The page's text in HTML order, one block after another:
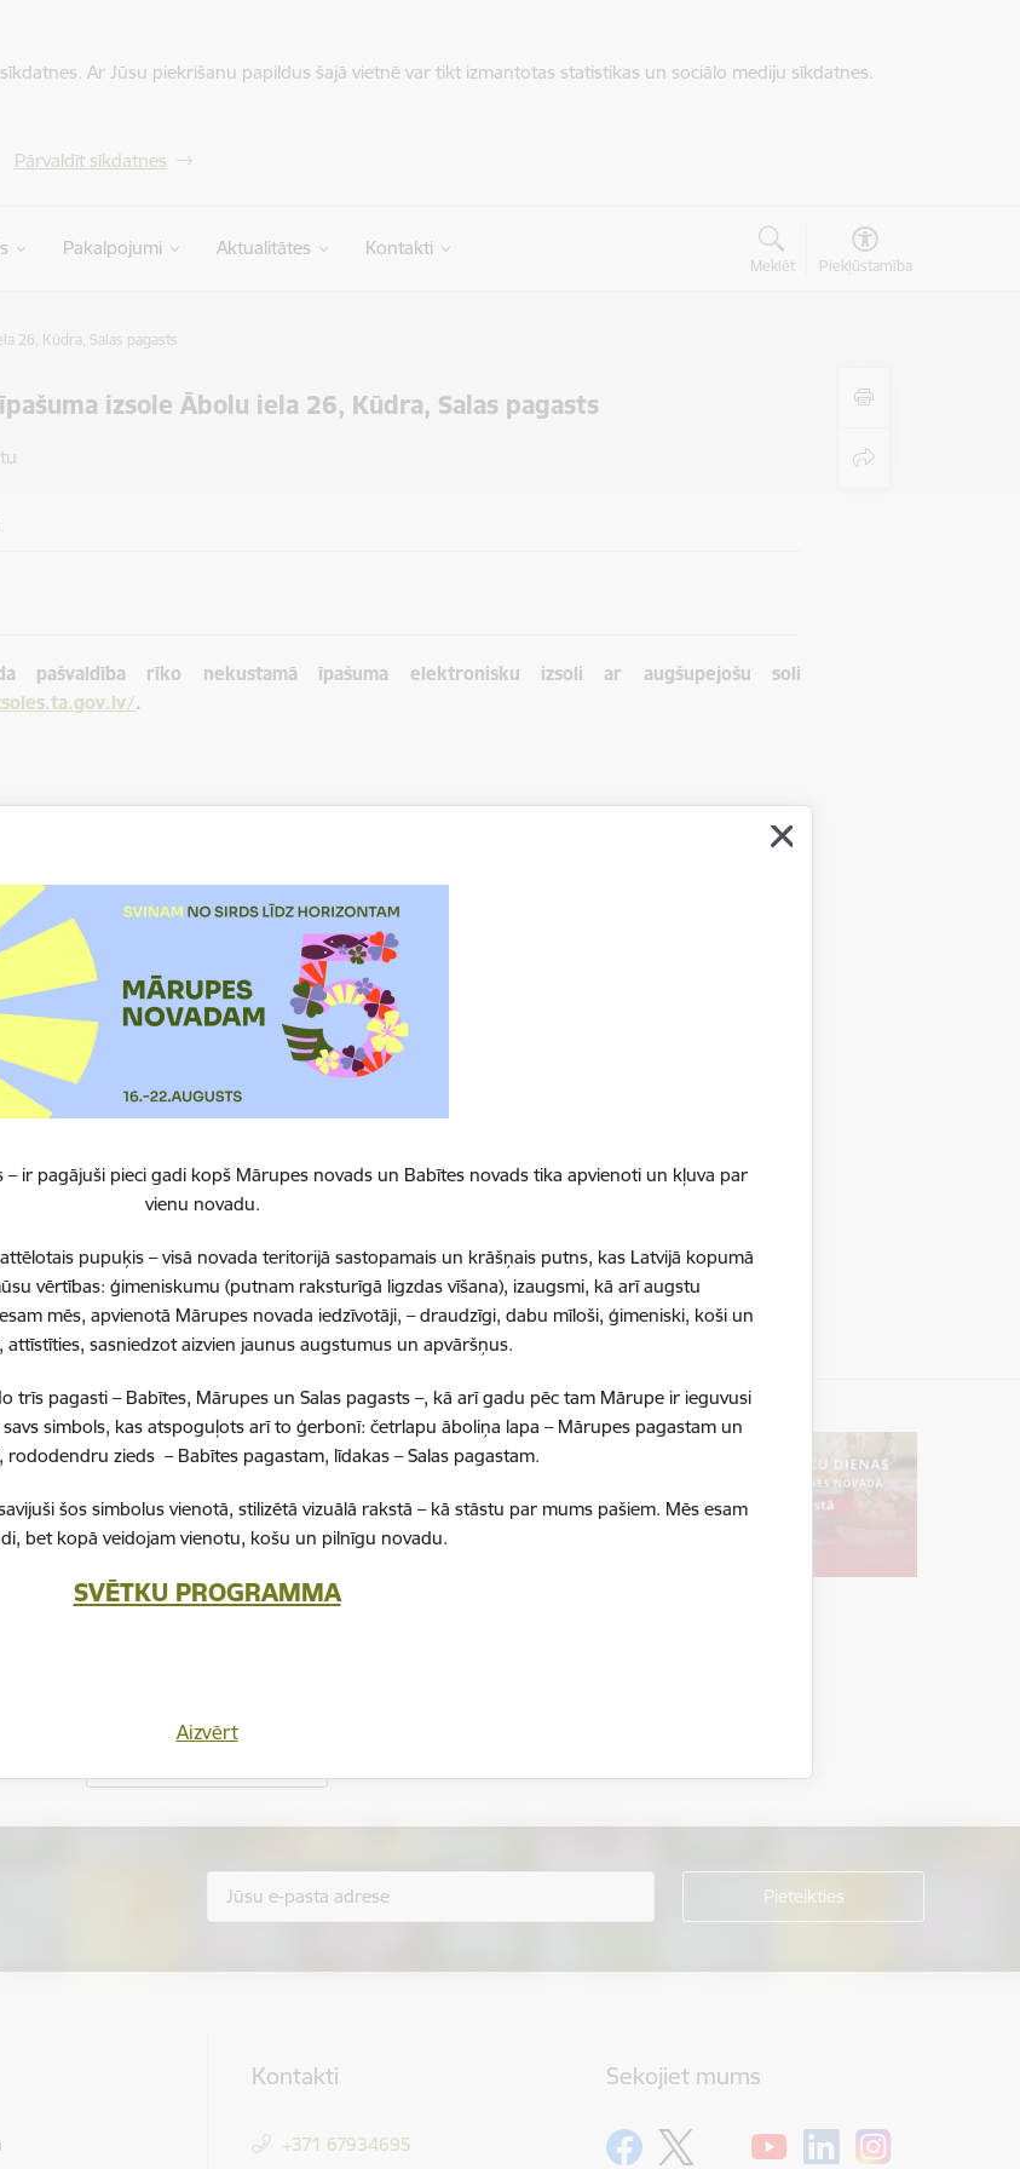
Ar Jūsu piekrišanu papildus šajā vietnē var tikt izmantotas statistikas un sociālo mediju sīkdatnes.
Pārvaldīt sīkdatnes
Pakalpojumi Aktualitātes Kontakti
Meklēt Piekļūstamība
26, Kūdra, Salas pagasts
izsole Ābolu iela 26, Kūdra, Salas pagasts
ir pagājuši pieci gadi kopš Mārupes novads un Babītes novads tika apvienoti un kļuva par
vienu novadu.
pupuķis – visā novada teritorijā sastopamais un krāšņais putns, kas Latvijā kopumā
vērtības: ģimeniskumu (putnam raksturīgā ligzdas vīšana), izaugsmi, kā arī augstu
mēs, apvienotā Mārupes novada iedzīvotāji, – draudzīgi, dabu mīloši, ģimeniski, koši un
attīstīties, sasniedzot aizvien jaunus augstumus un apvāršņus.
trīs pagasti – Babītes, Mārupes un Salas pagasts –, kā arī gadu pēc tam Mārupe ir ieguvusi
simbols, kas atspoguļots arī to ģerbonī: četrlapu āboliņa lapa – Mārupes pagastam un
rododendru zieds – Babītes pagastam, līdakas – Salas pagastam.
šos simbolus vienotā, stilizētā vizuālā rakstā – kā stāstu par mums pašiem. Mēs esam
bet kopā veidojam vienotu, košu un pilnīgu novadu.
SVĒTKU PROGRAMMA
Aizvērt
pašvaldība rīko nekustamā īpašuma elektronisku izsoli ar augšupejošu soli
.
Ābolu iela 26, Kūdrā, Salas pagastā, Mārupes novadā, kadastra nr. 8088 001 0158, kas
vienības 0,0320 ha platībā ar kadastra apzīmējumu 8088 001 0158. Nosacītā cena: 1050 eiro,
turpmākie soļi: 100 eiro.
2022. gada 17.oktobris, reģistrācijas beigu datums: 2022. gada 6. novembris.
datums un laiks: 2022. gada 16. novembris plkst. 13.00.
Kontakti
+371 67934695
Sekojiet mums